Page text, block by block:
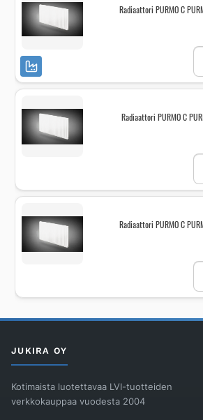
Radiaattori PURMO C
C
Radiaattori PURMO C
C
Radiaattori PURMO C
C
JUKIRA OY
Kotimaista luotettavaa LVI-tuotteiden
verkkokauppaa vuodesta 2004